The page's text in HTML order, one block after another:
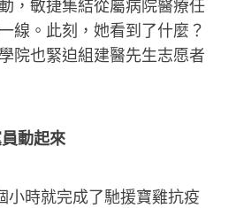
，敏捷集結從屬病院醫療任
線。此刻，她看到了什麼？
院也緊迫組建醫先生志愿者
動起來
時就完成了馳援寶雞抗疫